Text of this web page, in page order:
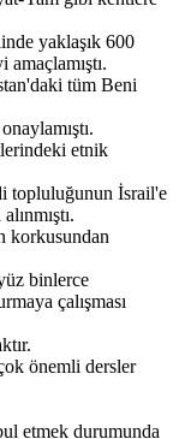
yaklaşık 600
tüm Beni
etnik
topluluğunun İsrail'e
korkusundan
binlerce
çalışması
önemli dersler
etmek durumunda